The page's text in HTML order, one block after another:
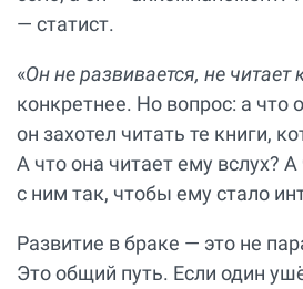
— статист.
«Он не развивается, не читает
конкретнее. Но вопрос: а что
он захотел читать те книги,
А что она читает ему вслух?
с ним так, чтобы ему стало
Развитие в браке — это не
Это общий путь. Если один